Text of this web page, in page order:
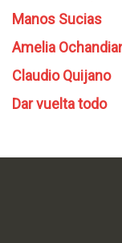
Manos Sucias
Amelia
Claudio Quijano
Dar vuelta todo